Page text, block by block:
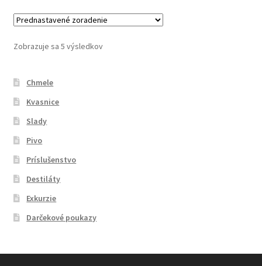
Zobrazuje sa 5 výsledkov
Chmele
Kvasnice
Slady
Pivo
Príslušenstvo
Destiláty
Exkurzie
Darčekové poukazy